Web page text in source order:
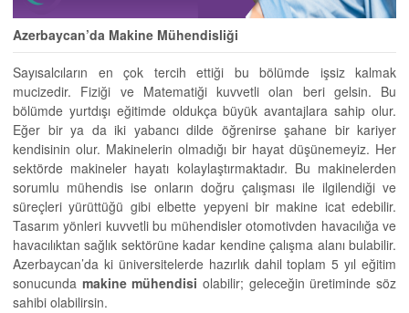
Azerbaycan’da Makine Mühendisliği
Sayısalcıların en çok tercih ettiği bu bölümde işsiz kalmak
mucizedir. Fiziği ve Matematiği kuvvetli olan beri gelsin. Bu
bölümde yurtdışı eğitimde oldukça büyük avantajlara sahip olur.
Eğer bir ya da iki yabancı dilde öğrenirse şahane bir kariyer
kendisinin olur. Makinelerin olmadığı bir hayat düşünemeyiz. Her
sektörde makineler hayatı kolaylaştırmaktadır. Bu makinelerden
sorumlu mühendis ise onların doğru çalışması ile ilgilendiği ve
süreçleri yürüttüğü gibi elbette yepyeni bir makine icat edebilir.
Tasarım yönleri kuvvetli bu mühendisler otomotivden havacılığa ve
havacılıktan sağlık sektörüne kadar kendine çalışma alanı bulabilir.
Azerbaycan’da ki üniversitelerde hazırlık dahil toplam 5 yıl eğitim
sonucunda makine mühendisi olabilir; geleceğin üretiminde söz
sahibi olabilirsin.